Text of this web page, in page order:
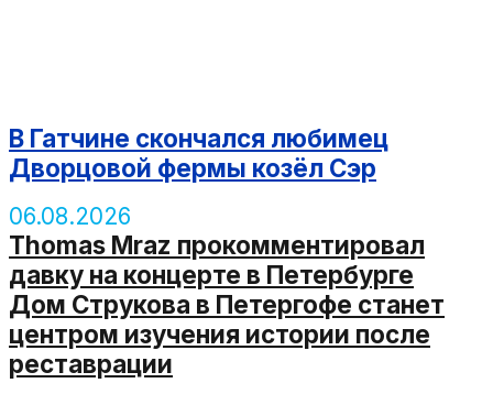
В Гатчине скончался любимец
Дворцовой фермы козёл Сэр
06.08.2026
Thomas Mraz прокомментировал
давку на концерте в Петербурге
Дом Струкова в Петергофе станет
центром изучения истории после
реставрации